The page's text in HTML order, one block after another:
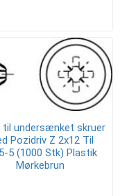
undersænket skruer
Pozidriv Z 2x12 Til
5 (1000 Stk) Plastik
Mørkebrun